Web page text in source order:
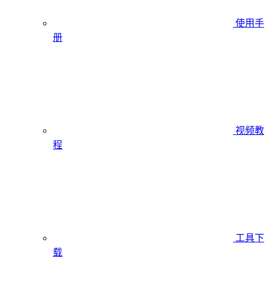
使用手
册
视频教
程
工具下
载